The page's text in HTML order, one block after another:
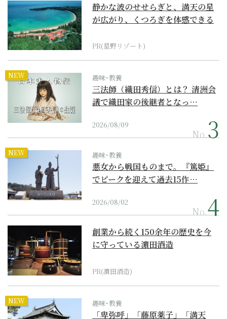
静かな波のせせらぎと、満天の星
が広がり、くつろぎを体感できる
PR(星野リゾート)
NEW 趣味･教養
三法師（織田秀信）とは？ 清洲会
議で織田家の後継者となっ…
2026/08/09
No.
NEW 趣味･教養
悪女から戦国ものまで。『篤姫』
でピークを迎えて過去15作…
2026/08/02
No.
創業から続く150余年の歴史を今
に守っている濵田酒造
PR(濵田酒造)
NEW 趣味･教養
「卑弥呼」「藤原薬子」「満天